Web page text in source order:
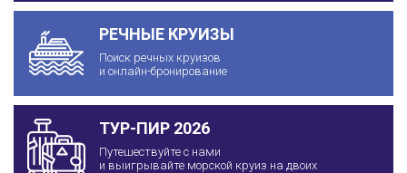
РЕЧНЫЕ КРУИЗЫ
Поиск речных круизов
и онлайн-бронирование
ТУР-ПИР 2026
Путешествуйте с нами
и выигрывайте морской круиз на двоих